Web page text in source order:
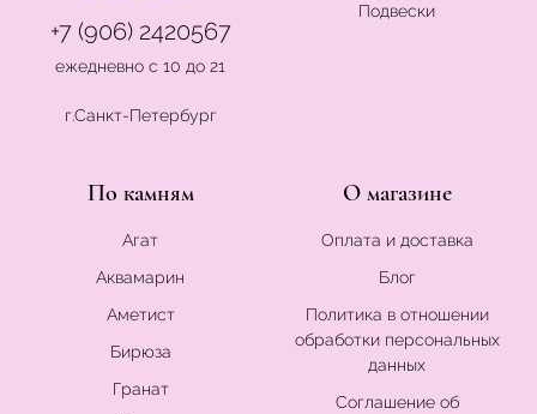
+7 (906) 2420567
ежедневно с 10 до 21
г.Санкт-Петербург
Подвески
По камням
Агат
Аквамарин
Аметист
Бирюза
Гранат
О магазине
Оплата и доставка
Блог
Политика в отношении
обработки персональных
данных
Соглашение об